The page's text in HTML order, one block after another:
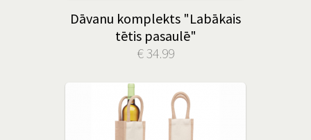
Dāvanu komplekts "Labākais
tētis pasaulē"
€ 34.99